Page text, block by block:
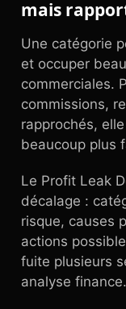
mais
Une catégorie
et occuper
commerciales.
commissions,
rapprochés,
beaucoup plus
Le Profit Leak
décalage :
risque, causes
actions
fuite plusieurs
analyse finance.